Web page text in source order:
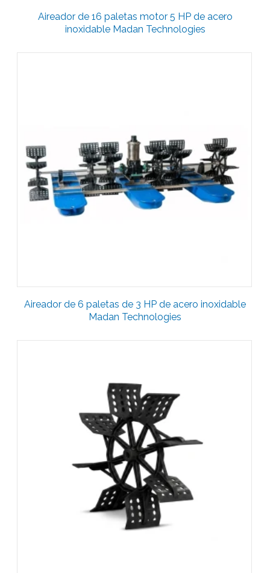
Aireador de 16 paletas motor 5 HP de acero
inoxidable Madan Technologies
Aireador de 6 paletas de 3 HP de acero inoxidable
Madan Technologies